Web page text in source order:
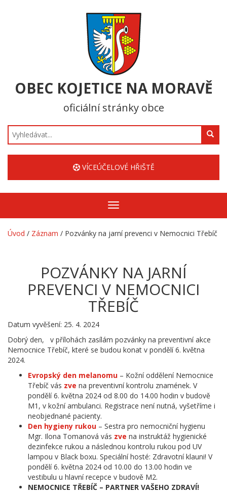
OBEC KOJETICE NA MORAVĚ
oficiální stránky obce
Hledat
VÍCEÚČELOVÉ HŘIŠTĚ
Zobrazit/skrýt
navigaci
Úvod / Záznam / Pozvánky na jarní prevenci v Nemocnici Třebíč
POZVÁNKY NA JARNÍ
PREVENCI V NEMOCNICI
TŘEBÍČ
Datum vyvěšení: 25. 4. 2024
Dobrý den, v přílohách zasílám pozvánky na preventivní akce
Nemocnice Třebíč, které se budou konat v pondělí 6. května
2024.
Evropský den melanomu – Kožní oddělení Nemocnice
Třebíč vás zve na preventivní kontrolu znamének. V
pondělí 6. května 2024 od 8.00 do 14.00 hodin v budově
M1, v kožní ambulanci. Registrace není nutná, vyšetříme i
neobjednané pacienty.
Den hygieny rukou – Sestra pro nemocniční hygienu
Mgr. Ilona Tomanová vás zve na instruktáž hygienické
dezinfekce rukou a následnou kontrolu rukou pod UV
lampou v Black boxu. Speciální hosté: Zdravotní klauni! V
pondělí 6. května 2024 od 10.00 do 13.00 hodin ve
vestibulu u hlavní recepce v budově M2.
NEMOCNICE TŘEBÍČ – PARTNER VAŠEHO ZDRAVÍ!